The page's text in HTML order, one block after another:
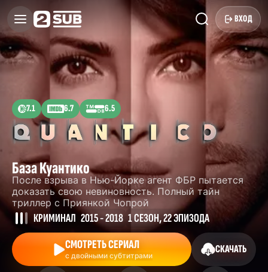
ВХОД
7.1 6.7 6.5
База Куантико
После взрыва в Нью-Йорке агент ФБР пытается
доказать свою невиновность. Полный тайн
триллер с Приянкой Чопрой
КРИМИНАЛ 2015 - 2018 1 СЕЗОН, 22 ЭПИЗОДА
СМОТРЕТЬ СЕРИАЛ
с двойными субтитрами
СКАЧАТЬ